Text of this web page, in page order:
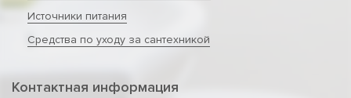
Источники питания
Средства по уходу за сантехникой
Контактная информация